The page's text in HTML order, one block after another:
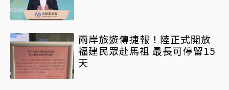
兩岸旅遊傳捷報！陸正式開放
福建民眾赴馬祖 最長可停留15
天